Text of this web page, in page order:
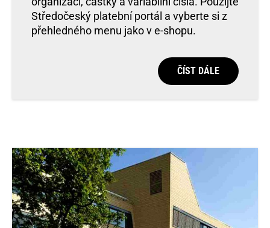
Středočeský platební portál a vyberte si z
přehledného menu jako v e-shopu.
ČÍST DÁLE